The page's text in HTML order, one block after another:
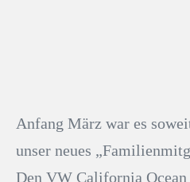
Anfang März war es
unser neues
Den VW California